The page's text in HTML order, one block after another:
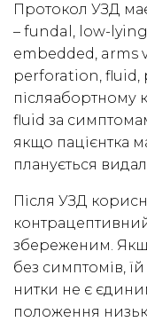
Протокол УЗД
– fundal, low-
embedded, arms
perforation, fluid,
післяабортному
fluid за
якщо пацієнтка
планується
Після УЗД
збереженим.
без симптомів,
нитки не є
положення